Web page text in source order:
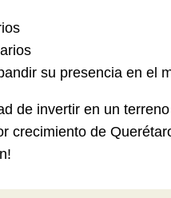
su presencia en el
de invertir en un
crecimiento de